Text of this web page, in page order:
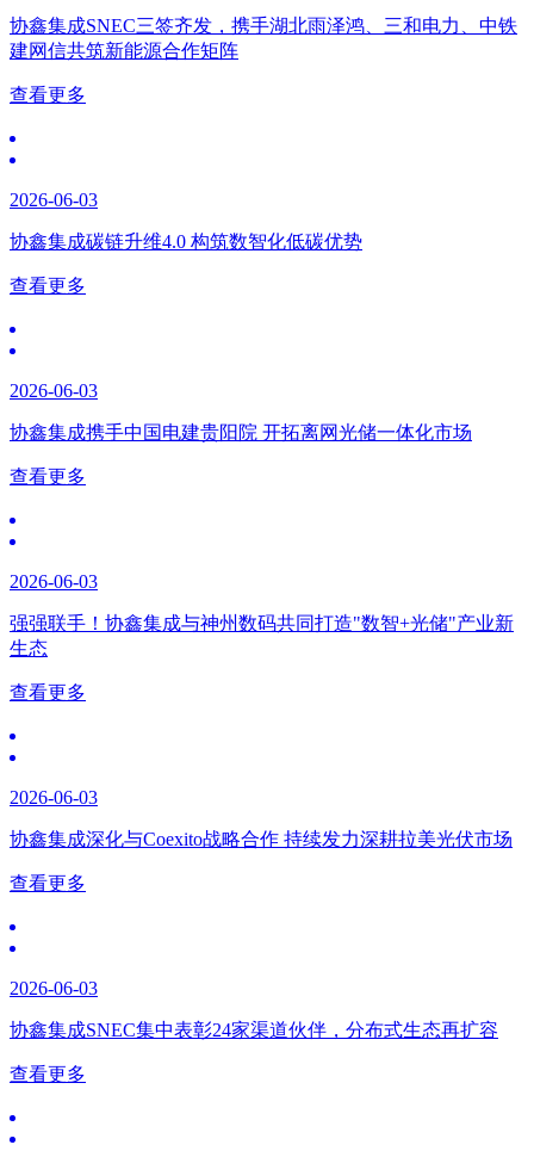
协鑫集成SNEC三签齐发，携手湖北雨泽鸿、三和电力、中铁
建网信共筑新能源合作矩阵
查看更多
2026-06-03
协鑫集成碳链升维4.0 构筑数智化低碳优势
查看更多
2026-06-03
协鑫集成携手中国电建贵阳院 开拓离网光储一体化市场
查看更多
2026-06-03
强强联手！协鑫集成与神州数码共同打造"数智+光储"产业新
生态
查看更多
2026-06-03
协鑫集成深化与Coexito战略合作 持续发力深耕拉美光伏市场
查看更多
2026-06-03
协鑫集成SNEC集中表彰24家渠道伙伴，分布式生态再扩容
查看更多